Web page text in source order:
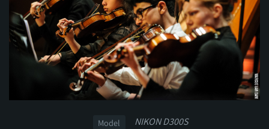
Model NIKON D300S